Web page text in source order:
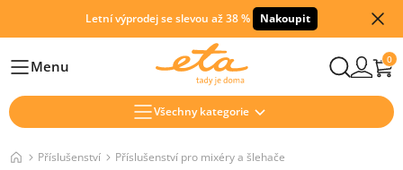
Letní výprodej se slevou až 38 % Nakoupit
HlavníMenu 0
Všechny kategorie
Příslušenství Příslušenství pro mixéry a šlehače